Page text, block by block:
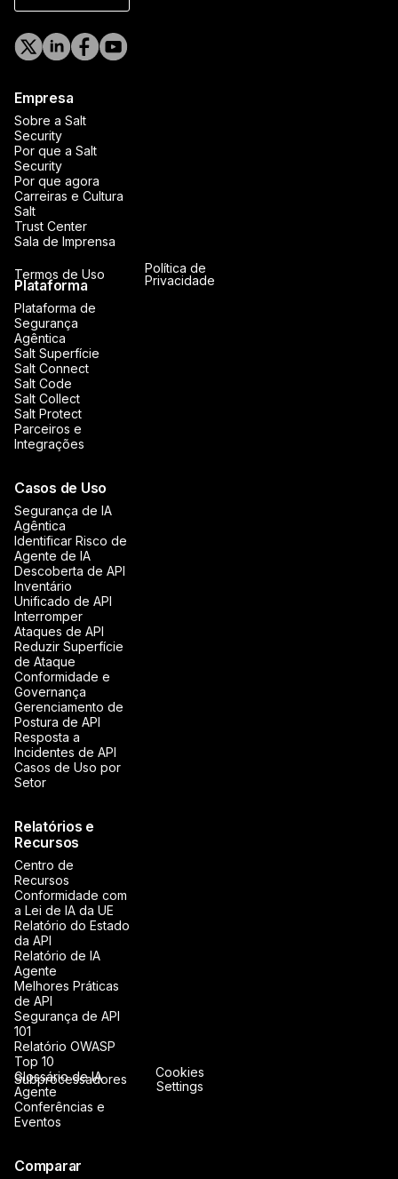
Empresa
Sobre a Salt
Security
Por que a Salt
Security
Por que agora
Carreiras e Cultura
Salt
Trust Center
Sala de Imprensa
Plataforma
Plataforma de
Segurança
Agêntica
Salt Superfície
Salt Connect
Salt Code
Salt Collect
Salt Protect
Parceiros e
Integrações
Casos de Uso
Segurança de IA
Agêntica
Identificar Risco de
Agente de IA
Descoberta de API
Inventário
Unificado de API
Interromper
Ataques de API
Reduzir Superfície
de Ataque
Conformidade e
Governança
Gerenciamento de
Postura de API
Resposta a
Incidentes de API
Casos de Uso por
Setor
Relatórios e
Recursos
Centro de
Recursos
Conformidade com
a Lei de IA da UE
Relatório do Estado
da API
Relatório de IA
Agente
Melhores Práticas
de API
Segurança de API
101
Relatório OWASP
Top 10
Glossário de IA
Agente
Conferências e
Eventos
Comparar
Termos de Uso
Política de
Privacidade
Subprocessadores
Cookies
Settings